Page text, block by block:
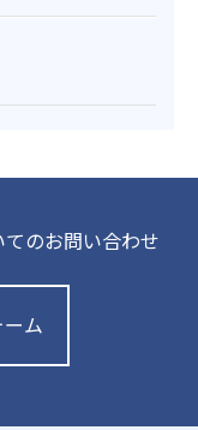
のお問い合わせ
ム